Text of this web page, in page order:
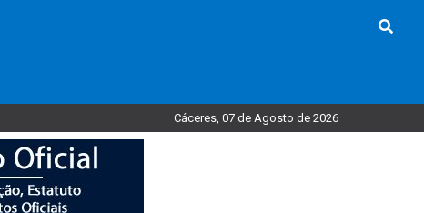
Cáceres, 07 de Agosto de 2026